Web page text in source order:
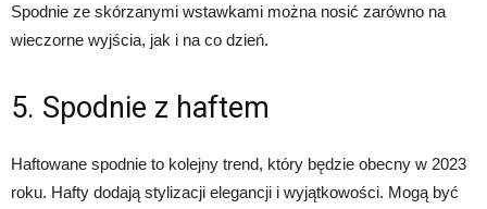
Spodnie ze skórzanymi wstawkami można nosić zarówno na
wieczorne wyjścia, jak i na co dzień.
5. Spodnie z haftem
Haftowane spodnie to kolejny trend, który będzie obecny w 2023
roku. Hafty dodają stylizacji elegancji i wyjątkowości. Mogą być